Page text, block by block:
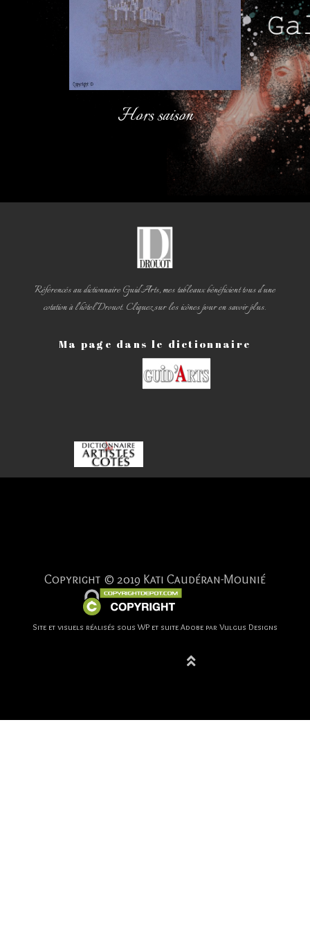
Hors saison
Référencés au dictionnaire Guid'Arts, mes tableaux bénéficient tous d'une
cotation à l'hôtel Drouot. Cliquez sur les icônes pour en savoir plus.
Ma page dans le dictionnaire
Copyright © 2019 Kati Caudéran-Mounié
Site et visuels réalisés sous WP et suite Adobe par Vulgus Designs